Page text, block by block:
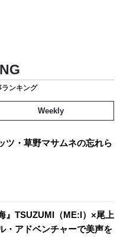
ランキング
Weekly
・草野マサムネの忘れら
』TSUZUMI（ME:I）×尾上
・アドベンチャーで美声を